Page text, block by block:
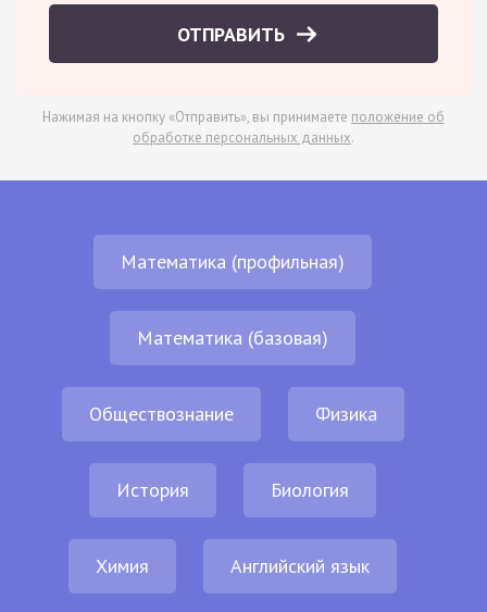
ОТПРАВИТЬ
Нажимая на кнопку «Отправить», вы принимаете положение об
обработке персональных данных.
Математика (профильная)
Математика (базовая)
Обществознание Физика
История Биология
Химия Английский язык